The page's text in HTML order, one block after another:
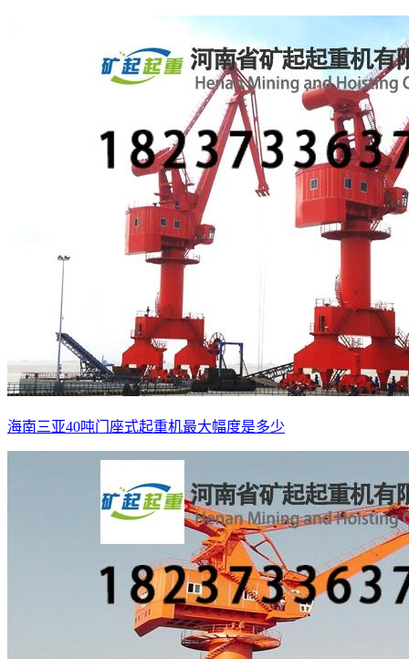
海南三亚40吨门座式起重机最大幅度是多少